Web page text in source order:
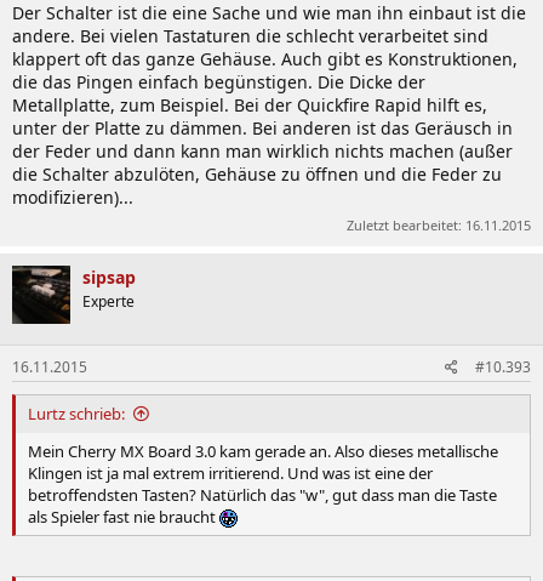
Der Schalter ist die eine Sache und wie man ihn einbaut ist die
andere. Bei vielen Tastaturen die schlecht verarbeitet sind
klappert oft das ganze Gehäuse. Auch gibt es Konstruktionen,
die das Pingen einfach begünstigen. Die Dicke der
Metallplatte, zum Beispiel. Bei der Quickfire Rapid hilft es,
unter der Platte zu dämmen. Bei anderen ist das Geräusch in
der Feder und dann kann man wirklich nichts machen (außer
die Schalter abzulöten, Gehäuse zu öffnen und die Feder zu
modifizieren)...
Zuletzt bearbeitet: 16.11.2015
sipsap
Experte
16.11.2015 #10.393
Lurtz schrieb:
Mein Cherry MX Board 3.0 kam gerade an. Also dieses metallische
Klingen ist ja mal extrem irritierend. Und was ist eine der
betroffendsten Tasten? Natürlich das "w", gut dass man die Taste
als Spieler fast nie braucht